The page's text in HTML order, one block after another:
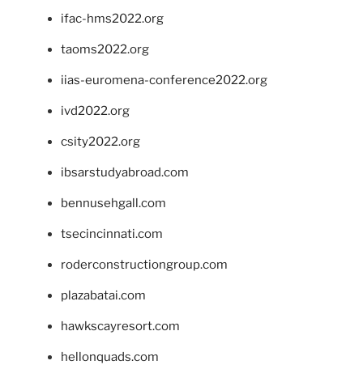
ifac-hms2022.org
taoms2022.org
iias-euromena-conference2022.org
ivd2022.org
csity2022.org
ibsarstudyabroad.com
bennusehgall.com
tsecincinnati.com
roderconstructiongroup.com
plazabatai.com
hawkscayresort.com
hellonquads.com